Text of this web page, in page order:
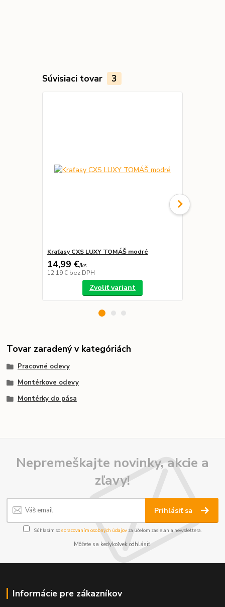
Súvisiaci tovar 3
Kraťasy CXS LUXY TOMÁŠ modré
14,99 €/ks
12,19 € bez DPH
Zvoliť variant
Tovar zaradený v kategóriách
Pracovné odevy
Montérkove odevy
Montérky do pása
Nepremeškajte novinky, akcie a
zľavy!
Prihlásiť sa
Súhlasím sospracovaním osobných údajov za účelom zasielania newslettera.
Môžete sa kedykoľvek odhlásiť.
Informácie pre zákazníkov